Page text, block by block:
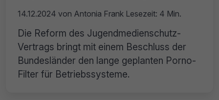
14.12.2024 von Antonia Frank Lesezeit: 4 Min.
Die Reform des Jugendmedienschutz-
Vertrags bringt mit einem Beschluss der
Bundesländer den lange geplanten Porno-
Filter für Betriebssysteme.